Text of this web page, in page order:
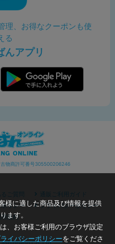
理、お得なクーポンも使
る
んアプリ
物商許可番号305500206246
るご質問
通販ご利用ガイド
リシー
プライバシーポリシー
規約
様に適した商品及び情報を提供
ます。
、お客様ご利用のブラウザ設定
イバシーポリシーをご覧くださ